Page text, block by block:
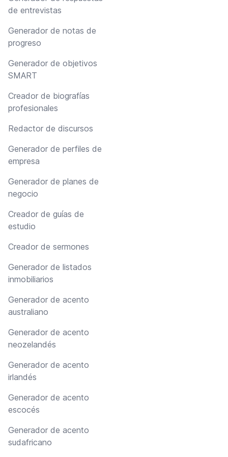
de entrevistas
Generador de notas de
progreso
Generador de objetivos
SMART
Creador de biografías
profesionales
Redactor de discursos
Generador de perfiles de
empresa
Generador de planes de
negocio
Creador de guías de
estudio
Creador de sermones
Generador de listados
inmobiliarios
Generador de acento
australiano
Generador de acento
neozelandés
Generador de acento
irlandés
Generador de acento
escocés
Generador de acento
sudafricano